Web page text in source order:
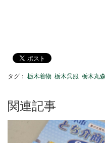
タグ： 栃木着物 栃木呉服 栃木丸
関連記事